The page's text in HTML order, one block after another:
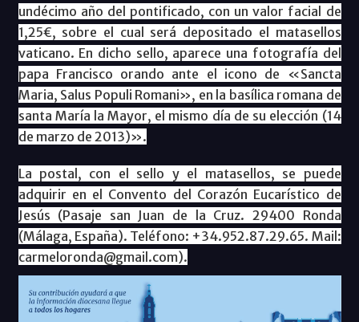
undécimo año del pontificado, con un valor facial de
1,25€, sobre el cual será depositado el matasellos
vaticano. En dicho sello, aparece una fotografía del
papa Francisco orando ante el icono de «Sancta
Maria, Salus Populi Romani», en la basílica romana de
santa María la Mayor, el mismo día de su elección (14
de marzo de 2013)».
La postal, con el sello y el matasellos, se puede
adquirir en el Convento del Corazón Eucarístico de
Jesús (Pasaje san Juan de la Cruz. 29400 Ronda
(Málaga, España). Teléfono: +34.952.87.29.65. Mail:
carmeloronda@gmail.com).